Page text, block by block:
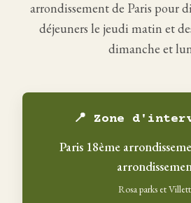
arrondissement de Paris pour
déjeuners le jeudi matin et
dimanche et
📍 Zone
Paris 18ème
Rosa parks et